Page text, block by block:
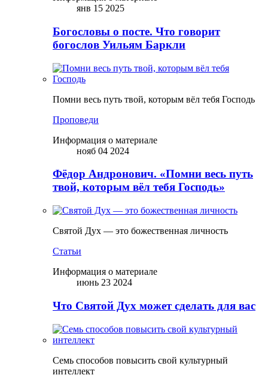
янв 15 2025
Богословы о посте. Что говорит
богослов Уильям Баркли
Помни весь путь твой, которым вёл тебя Господь
Проповеди
Информация о материале
нояб 04 2024
Фёдор Андронович. «Помни весь путь
твой, которым вёл тебя Господь»
Святой Дух — это божественная личность
Статьи
Информация о материале
июнь 23 2024
Что Святой Дух может сделать для вас
Семь способов повысить свой культурный
интеллект